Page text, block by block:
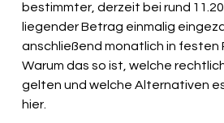
bestimmter, derzeit bei rund 11.208
liegender Betrag einmalig
anschließend monatlich in festen
Warum das so ist, welche
gelten und welche Alternativen
hier.